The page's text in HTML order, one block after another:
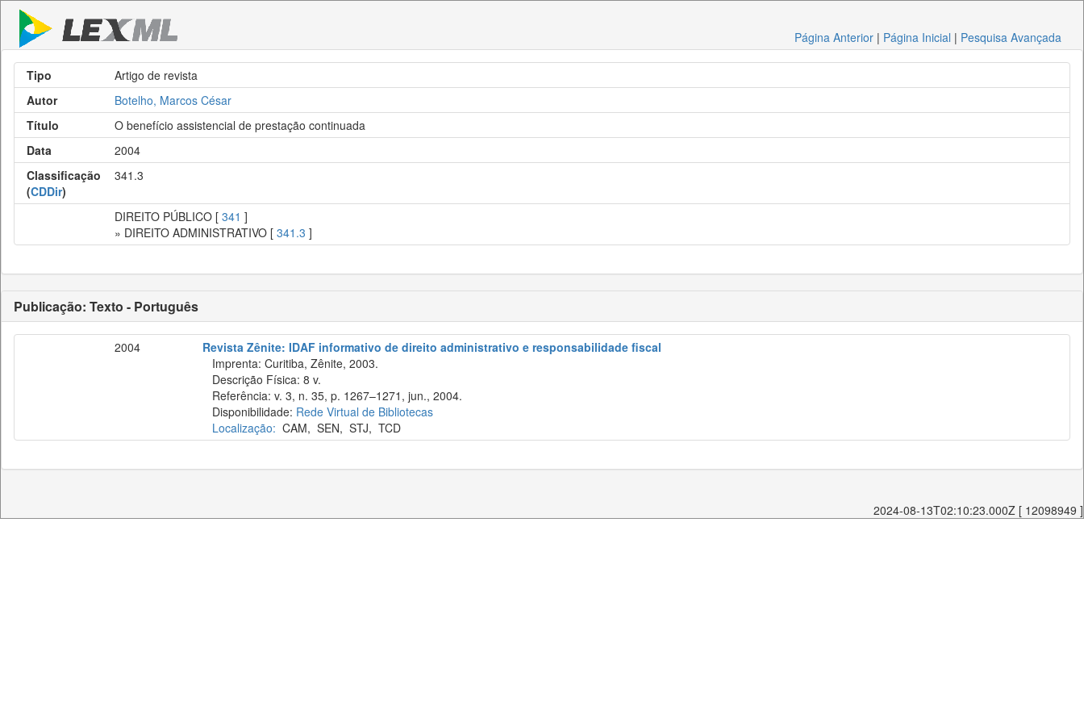
Página Anterior | Página Inicial | Pesquisa Avançada
Tipo
Artigo de revista
Autor
Botelho, Marcos César
Título
O benefício assistencial de prestação continuada
Data
2004
Classificação
(CDDir)
341.3
DIREITO PÚBLICO [ 341 ]
» DIREITO ADMINISTRATIVO [ 341.3 ]
Publicação: Texto - Português
2004
Revista Zênite: IDAF informativo de direito administrativo e responsabilidade fiscal
Imprenta: Curitiba, Zênite, 2003.
Descrição Física: 8 v.
Referência: v. 3, n. 35, p. 1267–1271, jun., 2004.
Disponibilidade: Rede Virtual de Bibliotecas
Localização: CAM, SEN, STJ, TCD
2024-08-13T02:10:23.000Z [ 12098949 ]